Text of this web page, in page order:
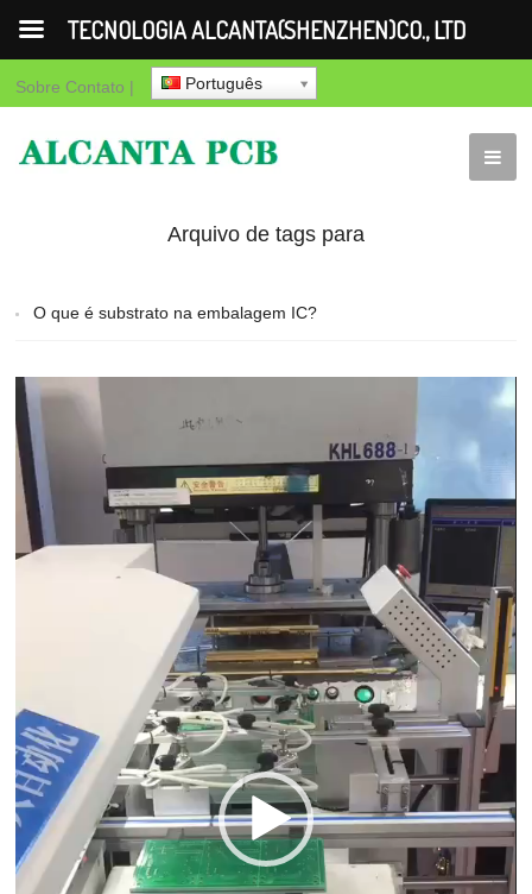
Sobre Contato | Português
Arquivo de tags para
O que é substrato na embalagem IC?
Video
Player
TECNOLOGIA ALCANTA(SHENZHEN)CO., LTD